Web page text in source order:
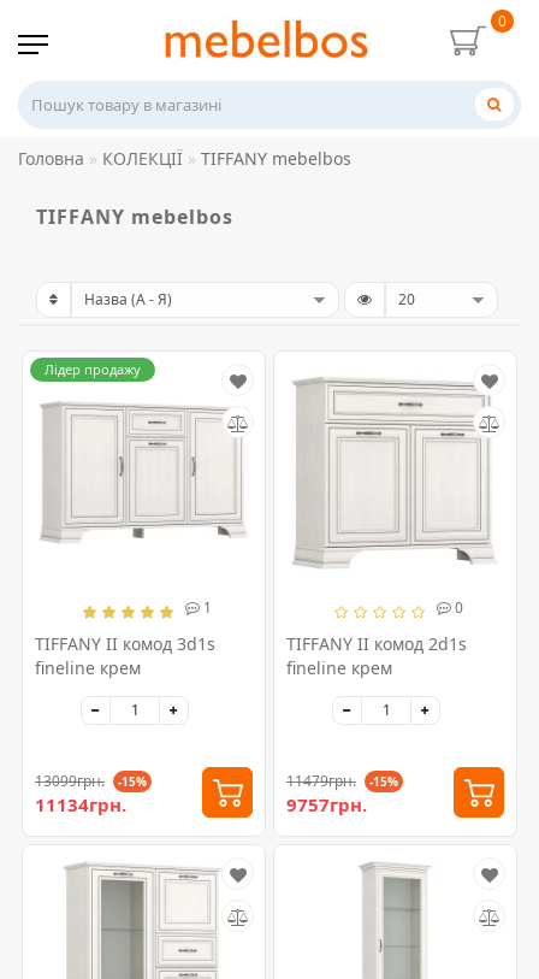
0
Головна КОЛЕКЦІЇ TIFFANY mebelbos
TIFFANY mebelbos
1
TIFFANY II комод 3d1s
fineline крем
Лідер продажу
13099грн. -15%
11134грн.
0
TIFFANY II комод 2d1s
fineline крем
11479грн. -15%
9757грн.